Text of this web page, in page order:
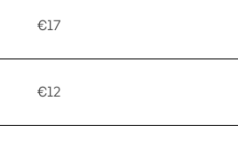
€17
€12